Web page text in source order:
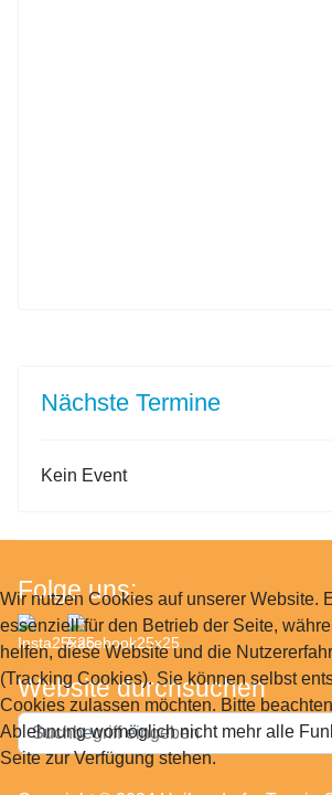
Nächste Termine
Kein Event
Folge uns:
Website durchsuchen
Website
durchsuchen
Wir nutzen Cookies auf unserer Website.
essenziell für den Betrieb der Seite,
helfen, diese Website und die
(Tracking Cookies). Sie können selbst
Cookies zulassen möchten. Bitte
Ablehnung womöglich nicht mehr alle
Seite zur Verfügung stehen.